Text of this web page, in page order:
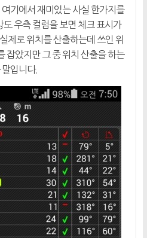
기에서 재미있는 사실 한가지를
도 우측 컬럼을 보면 체크 표시가
제로 위치를 산출하는데 쓰인 위
잡았지만 그 중 위치 산출을 하는
입니다.